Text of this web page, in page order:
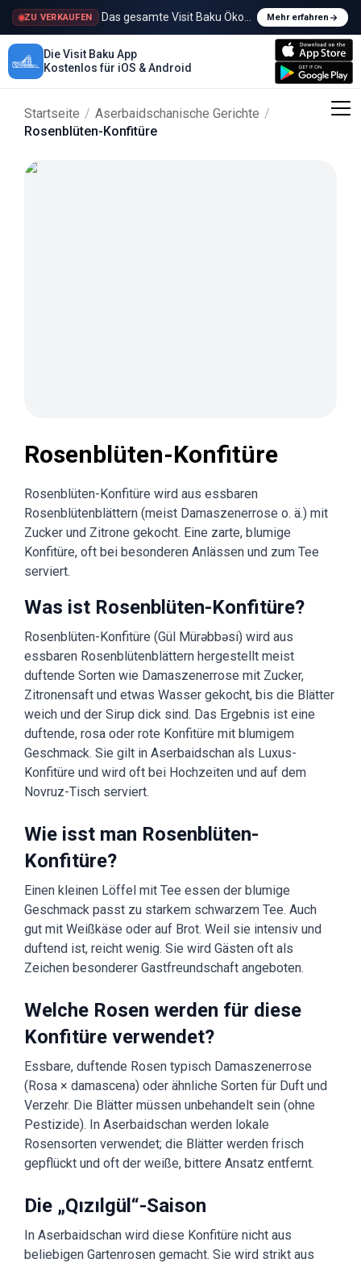
ZU VERKAUFEN Das gesamte Visit Baku Ökosystem wird verkauft
Mehr erfahren
Die Visit Baku App
Kostenlos für iOS & Android
Startseite / Aserbaidschanische Gerichte /
Rosenblüten-Konfitüre
Rosenblüten-Konfitüre
Rosenblüten-Konfitüre wird aus essbaren
Rosenblütenblättern (meist Damaszenerrose o. ä.) mit
Zucker und Zitrone gekocht. Eine zarte, blumige
Konfitüre, oft bei besonderen Anlässen und zum Tee
serviert.
Was ist Rosenblüten-Konfitüre?
Rosenblüten-Konfitüre (Gül Mürəbbəsi) wird aus
essbaren Rosenblütenblättern hergestellt meist
duftende Sorten wie Damaszenerrose mit Zucker,
Zitronensaft und etwas Wasser gekocht, bis die Blätter
weich und der Sirup dick sind. Das Ergebnis ist eine
duftende, rosa oder rote Konfitüre mit blumigem
Geschmack. Sie gilt in Aserbaidschan als Luxus-
Konfitüre und wird oft bei Hochzeiten und auf dem
Novruz-Tisch serviert.
Wie isst man Rosenblüten-
Konfitüre?
Einen kleinen Löffel mit Tee essen der blumige
Geschmack passt zu starkem schwarzem Tee. Auch
gut mit Weißkäse oder auf Brot. Weil sie intensiv und
duftend ist, reicht wenig. Sie wird Gästen oft als
Zeichen besonderer Gastfreundschaft angeboten.
Welche Rosen werden für diese
Konfitüre verwendet?
Essbare, duftende Rosen typisch Damaszenerrose
(Rosa × damascena) oder ähnliche Sorten für Duft und
Verzehr. Die Blätter müssen unbehandelt sein (ohne
Pestizide). In Aserbaidschan werden lokale
Rosensorten verwendet; die Blätter werden frisch
gepflückt und oft der weiße, bittere Ansatz entfernt.
Die „Qızılgül“-Saison
In Aserbaidschan wird diese Konfitüre nicht aus
beliebigen Gartenrosen gemacht. Sie wird strikt aus